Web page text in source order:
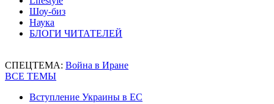
Шоу-биз
Наука
БЛОГИ ЧИТАТЕЛЕЙ
СПЕЦТЕМА: Война в Иране
ВСЕ ТЕМЫ
Вступление Украины в ЕС